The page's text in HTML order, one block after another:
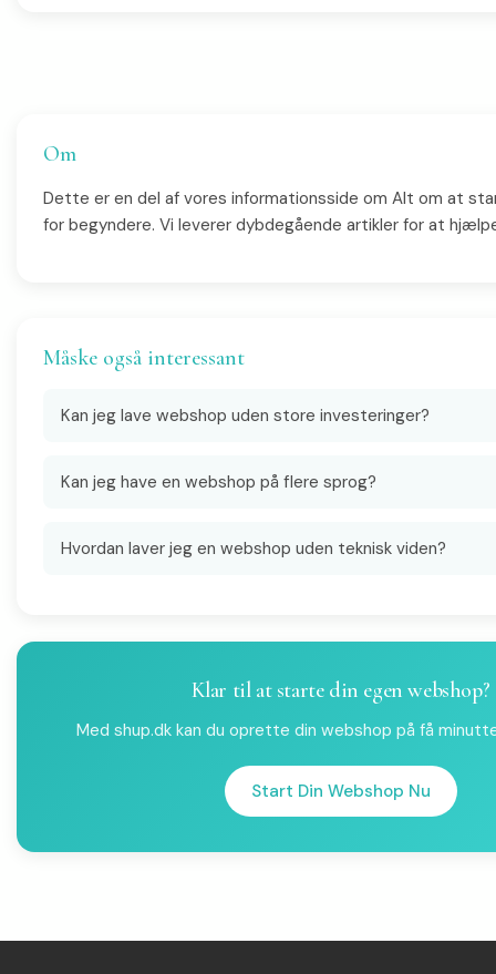
Om
Dette er en del af vores informationsside om Alt om at
for begyndere. Vi leverer dybdegående artikler for at
Måske også interessant
Kan jeg lave webshop uden store investeringer?
Kan jeg have en webshop på flere sprog?
Hvordan laver jeg en webshop uden teknisk viden?
Klar til at starte din egen webshop?
Med shup.dk kan du oprette din webshop på få
Start Din Webshop Nu